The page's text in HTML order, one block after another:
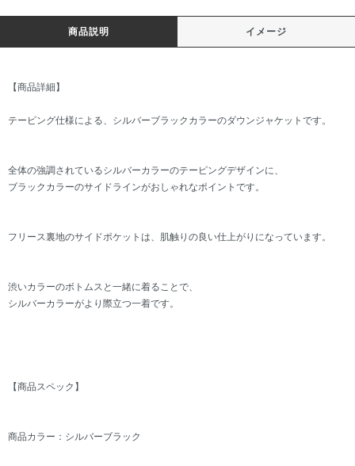
商品説明 イメージ
【商品詳細】
テーピング仕様による、シルバーブラックカラーのダウンジャケットです。
全体の強調されているシルバーカラーのテーピングデザインに、
ブラックカラーのサイドラインがおしゃれなポイントです。
フリース裏地のサイドポケットは、肌触りの良い仕上がりになっています。
渋いカラーのボトムスと一緒に着ることで、
シルバーカラーがより際立つ一着です。
【商品スペック】
商品カラー：シルバーブラック